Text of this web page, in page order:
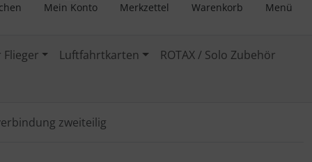
Mein Konto Merkzettel Warenkorb Menü
Luftfahrtkarten ROTAX / Solo Zubehör
zweiteilig